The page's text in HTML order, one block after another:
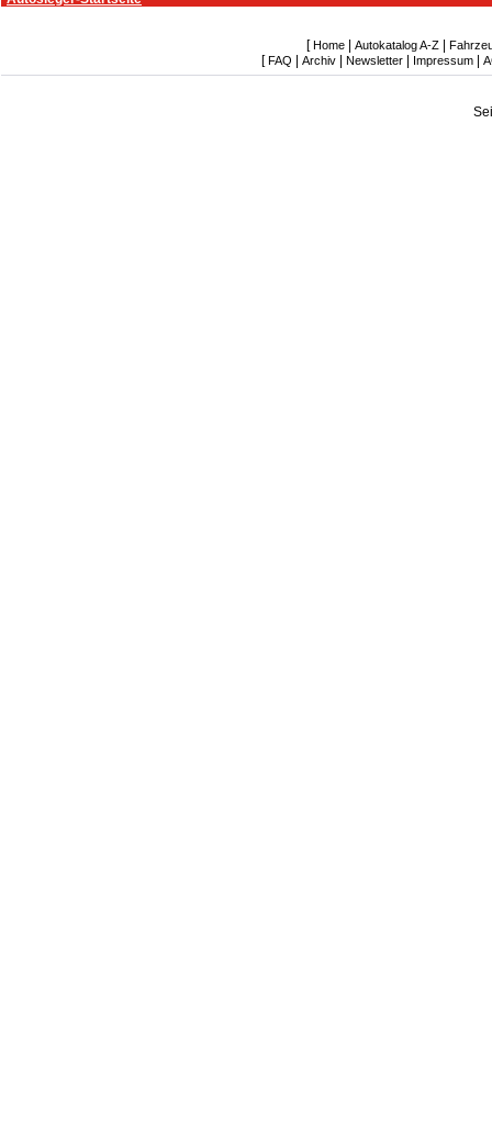
[ Home| Autokatalog A-Z|
[ FAQ Archiv Newsletter Impressum